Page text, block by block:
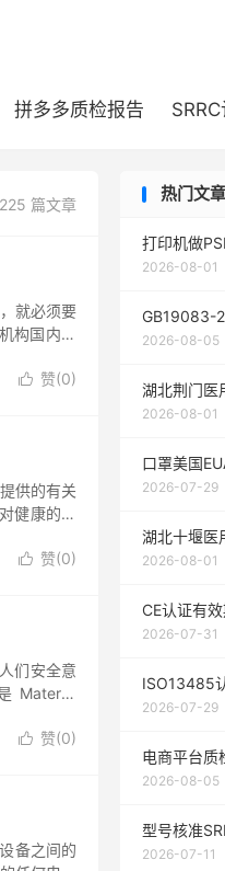
拼多多质检报告
篇文章
就必须要
构国内外
 赞(0)
供的有关
健康的危
 赞(0)
们安全意
Material
 赞(0)
备之间的
热门文章
打印机做
2026-08-01
GB19083-
2026-08-05
湖北荆门医
2026-08-01
口罩美国
2026-07-29
湖北十堰医
2026-08-01
CE认证有
2026-07-31
ISO13485
2026-07-29
电商平台质
2026-08-05
型号核准
2026-07-11